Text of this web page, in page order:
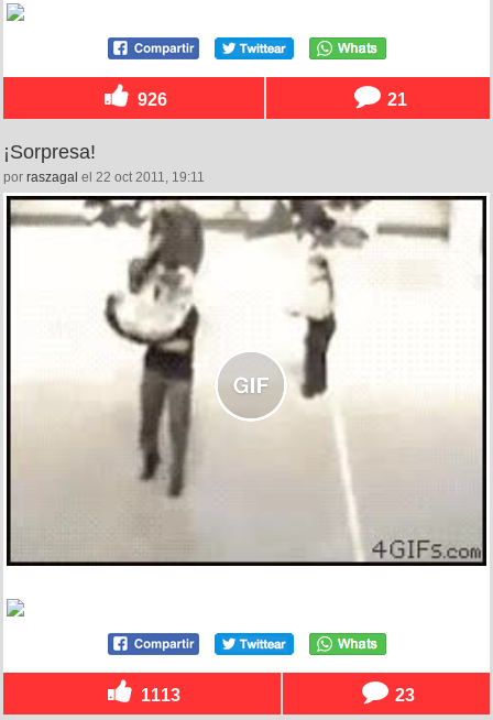
926 21
¡Sorpresa!
por raszagal el 22 oct 2011, 19:11
1113 23